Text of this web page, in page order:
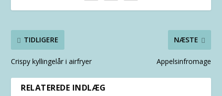
TIDLIGERE
Crispy kyllingelår i airfryer
NÆSTE
Appelsinfromage
RELATEREDE INDLÆG